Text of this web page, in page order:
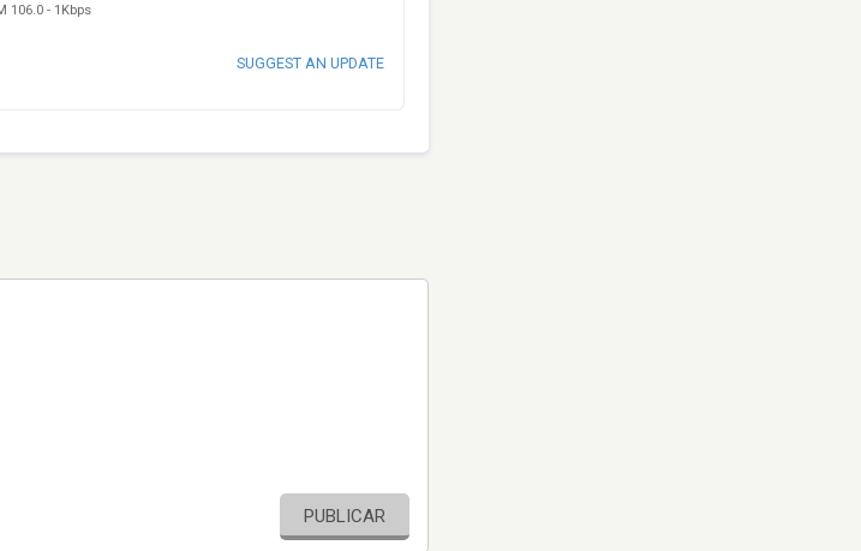
106.0- 1Kbps
SUGGEST AN UPDATE
PUBLICAR